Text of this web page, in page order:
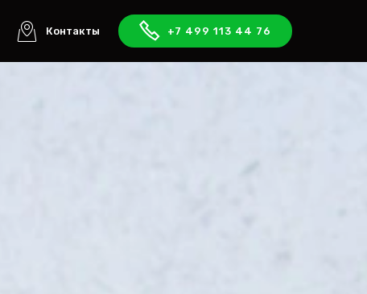
Контакты +7 499 113 44 76